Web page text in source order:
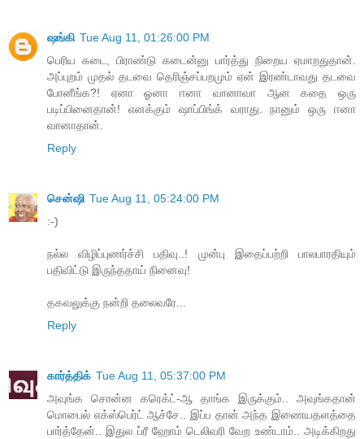
ஷங்கி Tue Aug 11, 01:26:00 PM
பெரிய கடை, பிராண்டு கடைன்னு பார்த்து நிறைய ஏமாறதுதான்.
அப்புறம் முதல் தடவை தெரிஞ்சப்பறமும் ஏன் இரண்டாவது தடவை
போனீங்க?! ஏனா ஓனா ஈனா வானாவா ஆன கதை ஒரு
படிப்பினைதான்! எனக்கும் ஷாப்பிங்க் வராது. நானும் ஒரு ஈனா
வானாதான்.
Reply
சென்ஷி Tue Aug 11, 05:24:00 PM
:-)
நல்ல விழிப்புணர்ச்சி பதிவு..! முன்பு இதைப்பற்றி பாலபாரதியும்
பதிவிட்டு இருந்ததாய் நினைவு!
தகவலுக்கு நன்றி தலைவரே...
Reply
கார்த்திக் Tue Aug 11, 05:37:00 PM
அவுங்க சொன்ன கரெக்ட்-ஆ தாங்க இருக்கும்.. அவுங்கதான்
மொபைல் எக்ஸ்பெர்ட் ஆச்சே.. இப்ப தான் அந்த இணையதளத்தை
பார்த்தேன்.. இதுல ப்ரீ ஹோம் டெலிவரி வேற உண்டாம்.. அடிக்கிறது